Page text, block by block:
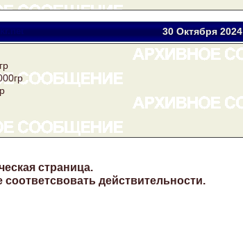
30 Октября2024
страница.
действительности.